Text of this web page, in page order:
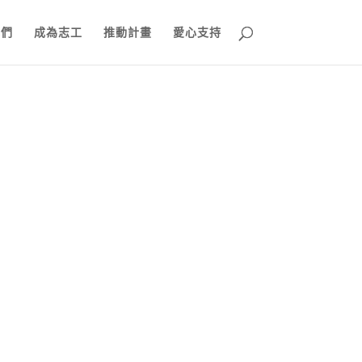
成為志工 推動計畫 愛心支持